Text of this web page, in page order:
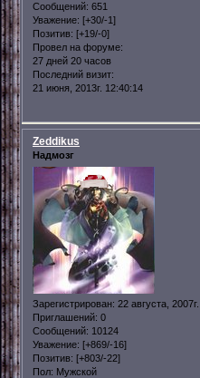
Сообщений: 651
Уважение: [+30/-1]
Позитив: [+19/-0]
Провел на форуме:
27 дней 20 часов
Последний визит:
21 июня, 2013г. 12:40:14
Zeddikus
Надмозг
Зарегистрирован: 22 августа, 2007г.
Приглашений: 0
Сообщений: 10124
Уважение: [+869/-16]
Позитив: [+803/-22]
Пол: Мужской